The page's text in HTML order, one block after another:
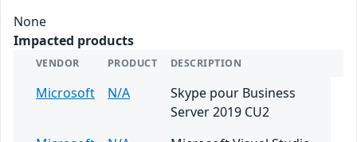
None
Impacted products
VENDOR PRODUCT DESCRIPTION
Microsoft N/A
Skype pour Business
Server 2019 CU2